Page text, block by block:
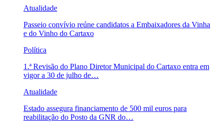
Atualidade
Passeio convívio reúne candidatos a Embaixadores da Vinha
e do Vinho do Cartaxo
Política
1.ª Revisão do Plano Diretor Municipal do Cartaxo entra em
vigor a 30 de julho de…
Atualidade
Estado assegura financiamento de 500 mil euros para
reabilitação do Posto da GNR do…